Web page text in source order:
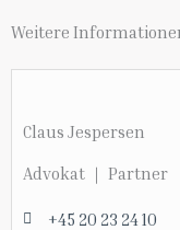
Weitere
Claus Jespersen
Advokat ｜ Partner
+45 20 23 24 10